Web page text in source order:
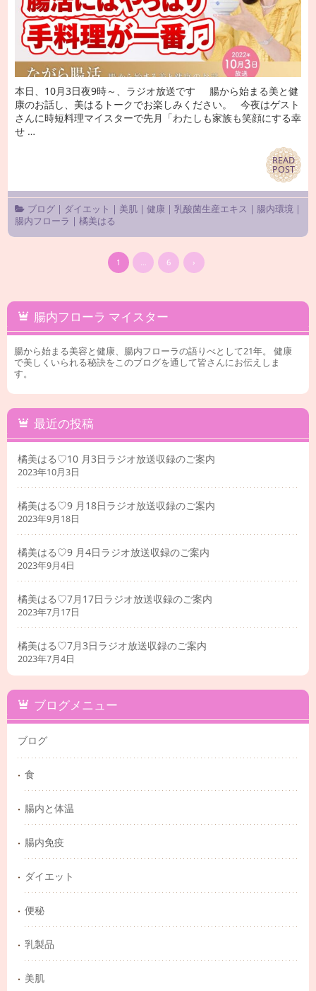
本日、10月3日夜9時～、ラジオ放送です 腸から始まる美と健
康のお話し、美はるトークでお楽しみください。 今夜はゲスト
さんに時短料理マイスターで先月「わたしも家族も笑顔にする幸
せ …
READ
POST
READ
POST
ブログ| ダイエット | 美肌| 健康 | 乳酸菌生産エキス | 腸内環境|
腸内フローラ | 橘美はる
1 6 ›
腸内フローラ マイスター
腸から始まる美容と健康、腸内フローラの語りべとして21年。 健康
で美しくいられる秘訣をこのブログを通して皆さんにお伝えしま
す。
最近の投稿
橘美はる♡10 月3日ラジオ放送収録のご案内
2023年10月3日
橘美はる♡9 月18日ラジオ放送収録のご案内
2023年9月18日
橘美はる♡9 月4日ラジオ放送収録のご案内
2023年9月4日
橘美はる♡7月17日ラジオ放送収録のご案内
2023年7月17日
橘美はる♡7月3日ラジオ放送収録のご案内
2023年7月4日
ブログメニュー
ブログ
食
腸内と体温
腸内免疫
ダイエット
便秘
乳製品
美肌